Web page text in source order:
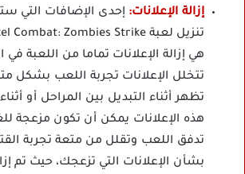
إزالة الإعلانات: إحدى الإضافات التي
تنزيل لعبة Pixel Combat: Zombies Strike مهكرة
هي إزالة الإعلانات تماما من اللعبة في
تتخلل الإعلانات تجربة اللعب بشكل
تظهر أثناء التبديل بين المراحل أو
هذه الإعلانات يمكن أن تكون مزعجة
تدفق اللعب وتقلل من متعة تجربة
بشأن الإعلانات التي تزعجك، حيث تم